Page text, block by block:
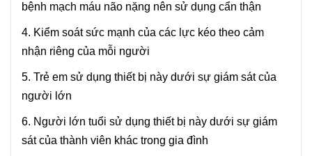
bệnh mạch máu não nặng nên sử dụng cẩn thận
4. Kiểm soát sức mạnh của các lực kéo theo cảm
nhận riêng của mỗi người
5. Trẻ em sử dụng thiết bị này dưới sự giám sát của
người lớn
6. Người lớn tuổi sử dụng thiết bị này dưới sự giám
sát của thành viên khác trong gia đình